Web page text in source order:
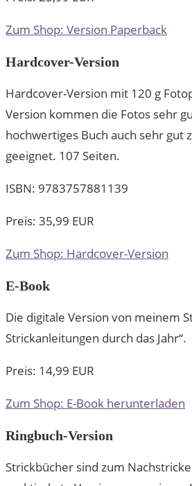
Zum Shop: Version Paperback
Hardcover-Version
Hardcover-Version mit 120 g
Version kommen die Fotos sehr
hochwertiges Buch auch sehr gut
geeignet. 107 Seiten.
ISBN: 9783757881139
Preis: 35,99 EUR
Zum Shop: Hardcover-Version
E-Book
Die digitale Version von meinem
Strickanleitungen durch das Jahr“.
Preis: 14,99 EUR
Zum Shop: E-Book herunterladen
Ringbuch-Version
Strickbücher sind zum